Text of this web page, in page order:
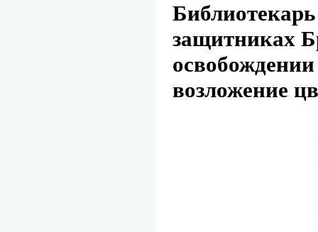
защитниках
возложение